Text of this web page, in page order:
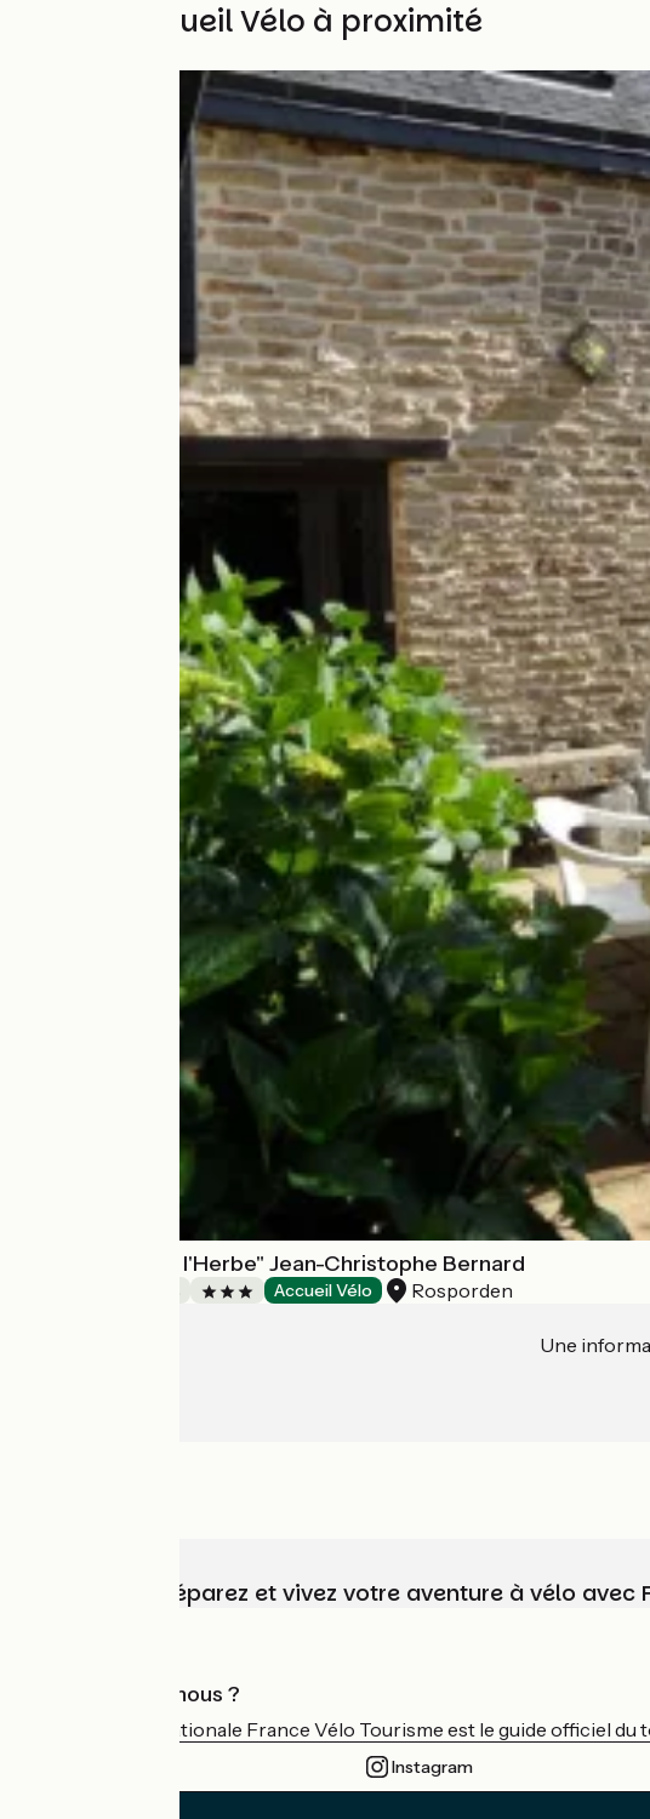
Autres Accueil Vélo à proximité
"Les Pieds dans l'Herbe" Jean-Christophe Bernard
Accueil Vélo Rosporden
Une
Choisissez, préparez et vivez votre aventure à vélo avec
Qui sommes-nous ?
L'association nationale France Vélo Tourisme est le guide officiel du
Instagram